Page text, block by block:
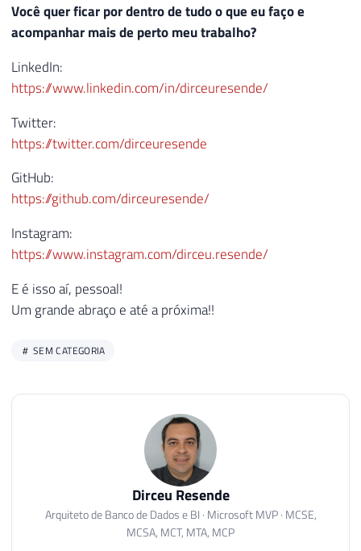
Você quer ficar por dentro de tudo o que eu faço e
acompanhar mais de perto meu trabalho?
LinkedIn:
https://www.linkedin.com/in/dirceuresende/
Twitter:
https://twitter.com/dirceuresende
GitHub:
https://github.com/dirceuresende/
Instagram:
https://www.instagram.com/dirceu.resende/
E é isso aí, pessoal!
Um grande abraço e até a próxima!!
SEM CATEGORIA
Dirceu Resende
Arquiteto de Banco de Dados e BI · Microsoft MVP · MCSE,
MCSA, MCT, MTA, MCP